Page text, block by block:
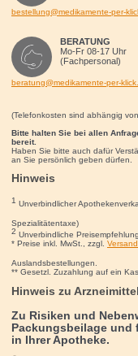
bestellung@medikamente-per-
BERATUNG
Mo-Fr 08-17 Uhr
(Fachpersonal)
beratung@medikamente-per-
(Telefonkosten sind abhängig
Bitte halten Sie bei allen
bereit.
Haben Sie bitte auch dafür
an Sie persönlich geben dürfen.
Hinweis
1 Unverbindlicher
Spezialitätentaxe)
2 Unverbindliche
* Preise inkl. MwSt., zzgl.
Auslandsbestellungen.
** Gesetzl. Zuzahlung auf ein
Hinweis zu
Zu Risiken und
Packungsbeilage und
in Ihrer Apotheke.